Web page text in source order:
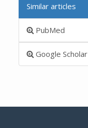
Similar articles
PubMed
Google Scholar